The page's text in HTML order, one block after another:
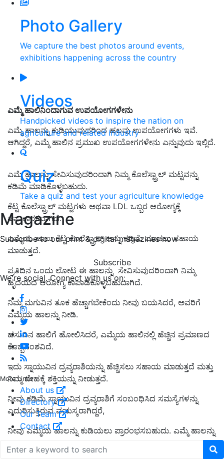
Photo Gallery
We capture the best photos around events,
exhibitions happening across the country
Videos
Handpicked videos to inspire the nation on
agriculture and related industry
Quiz
Take a quiz and test your agriculture knowledge
Magazine
Subscribe to our print & digital magazines now
Subscribe
We're social. Connect with us on:
More Links
About us
Directory
Our Team
Contact
ಎಮ್ಮೆ ಹಾಲಿನಿಂದಾಗುವ ಉಪಯೋಗಗಳೇನು
ಎಮ್ಮೆ ಹಾಲನ್ನು ಕುಡಿಯುವುದರಿಂದ ಹಲವು ಉಪಯೋಗಗಳು ಇವೆ.
ಆಗಿದ್ದರೆ, ಎಮ್ಮೆ ಹಾಲಿನ ಪ್ರಮುಖ ಉಪಯೋಗಗಳೇನು ಎನ್ನುವುದು ಇಲ್ಲಿದೆ.
ಎಮ್ಮೆ ಹಾಲನ್ನು ಸೇವಿಸುವುದರಿಂದಾಗಿ ನಿಮ್ಮ ಕೊಲೆಸ್ಟ್ರಾಲ್ ಮಟ್ಟವನ್ನು
ಕಡಿಮೆ ಮಾಡಿಕೊಳ್ಳಬಹುದು.
ಕೆಟ್ಟ ಕೊಲೆಸ್ಟ್ರಾಲ್ ಮಟ್ಟಗಳು ಅಥವಾ LDL ಒಬ್ಬರ ಆರೋಗ್ಯಕ್ಕೆ
ಹಾನಿಕಾರಕವಾಗಿದೆ.
ಎಮ್ಮೆಯ ಹಾಲು ಕೆಟ್ಟ ಕೊಲೆಸ್ಟ್ರಾಲ್ ಅನ್ನು ಕಡಿಮೆ ಮಾಡಲು ಸಹಾಯ
ಮಾಡುತ್ತದೆ.
ಪ್ರತಿದಿನ ಒಂದು ಲೋಟ ಈ ಹಾಲನ್ನು ಸೇವಿಸುವುದರಿಂದಾಗಿ ನಿಮ್ಮ
ಹೃದಯದ ಆರೋಗ್ಯ ಕಾಪಾಡಿಕೊಳ್ಳಬಹುದಾಗಿದೆ.
ನಿಮ್ಮ ಮಗುವಿನ ತೂಕ ಹೆಚ್ಚಾಗಬೇಕೆಂದು ನೀವು ಬಯಸಿದರೆ, ಅವರಿಗೆ
ಎಮ್ಮೆಯ ಹಾಲನ್ನು ನೀಡಿ.
ಹಸುವಿನ ಹಾಲಿಗೆ ಹೋಲಿಸಿದರೆ, ಎಮ್ಮೆಯ ಹಾಲಿನಲ್ಲಿ ಹೆಚ್ಚಿನ ಪ್ರಮಾಣದ
ಕೊಬ್ಬಿನಂಶವಿದೆ.
ಇದು ಸ್ನಾಯುವಿನ ದ್ರವ್ಯರಾಶಿಯನ್ನು ಹೆಚ್ಚಿಸಲು ಸಹಾಯ ಮಾಡುತ್ತದೆ ಮತ್ತು
ನಿಮ್ಮ ದೇಹಕ್ಕೆ ಶಕ್ತಿಯನ್ನು ನೀಡುತ್ತದೆ.
ನೀವು ಕಡಿಮೆ ಸ್ನಾಯುವಿನ ದ್ರವ್ಯರಾಶಿಗೆ ಸಂಬಂಧಿಸಿದ ಸಮಸ್ಯೆಗಳನ್ನು
ಎದುರಿಸುತ್ತಿರುವ ವಯಸ್ಕರಾಗಿದ್ದರೆ,
ನೀವು ಎಮ್ಮೆಯ ಹಾಲನ್ನು ಕುಡಿಯಲು ಪ್ರಾರಂಭಸಬಹುದು. ಎಮ್ಮೆ ಹಾಲನ್ನು
ನಿಯಮಿತ ವಾಗಿ ಸೇವಿಸುವುದರಿಂದಾಗಿ ಮಕ್ಕಳು ಶಕ್ತಿಯನ್ನು ಪಡೆಯುತ್ತಾರೆ.